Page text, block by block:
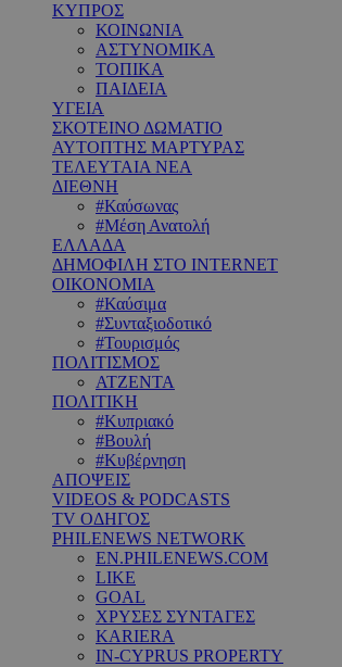
ΚΥΠΡΟΣ
ΚΟΙΝΩΝΙΑ
ΑΣΤΥΝΟΜΙΚΑ
ΤΟΠΙΚΑ
ΠΑΙΔΕΙΑ
ΥΓΕΙΑ
ΣΚΟΤΕΙΝΟ ΔΩΜΑΤΙΟ
ΑΥΤΟΠΤΗΣ ΜΑΡΤΥΡΑΣ
ΤΕΛΕΥΤΑΙΑ ΝΕΑ
ΔΙΕΘΝΗ
#Καύσωνας
#Μέση Ανατολή
ΕΛΛΑΔΑ
ΔΗΜΟΦΙΛΗ ΣΤΟ INTERNET
ΟΙΚΟΝΟΜΙΑ
#Καύσιμα
#Συνταξιοδοτικό
#Τουρισμός
ΠΟΛΙΤΙΣΜΟΣ
ΑΤΖΕΝΤΑ
ΠΟΛΙΤΙΚΗ
#Κυπριακό
#Βουλή
#Κυβέρνηση
ΑΠΟΨΕΙΣ
VIDEOS & PODCASTS
TV ΟΔΗΓΟΣ
PHILENEWS NETWORK
EN.PHILENEWS.COM
LIKE
GOAL
ΧΡΥΣΕΣ ΣΥΝΤΑΓΕΣ
KARIERA
IN-CYPRUS PROPERTY